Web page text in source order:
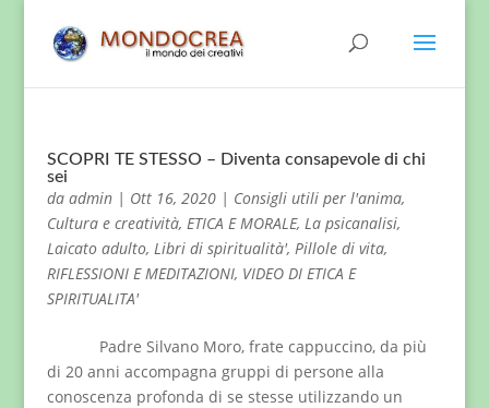
SCOPRI TE STESSO – Diventa consapevole di chi
sei
da admin| Ott 16, 2020| Consigli utili per l'anima,
Cultura e creatività, ETICA E MORALE, La psicanalisi,
Laicato adulto, Libri di spiritualità', Pillole di vita,
RIFLESSIONI E MEDITAZIONI, VIDEO DI ETICA E
SPIRITUALITA'
Padre Silvano Moro, frate cappuccino, da più
di 20 anni accompagna gruppi di persone alla
conoscenza profonda di se stesse utilizzando un